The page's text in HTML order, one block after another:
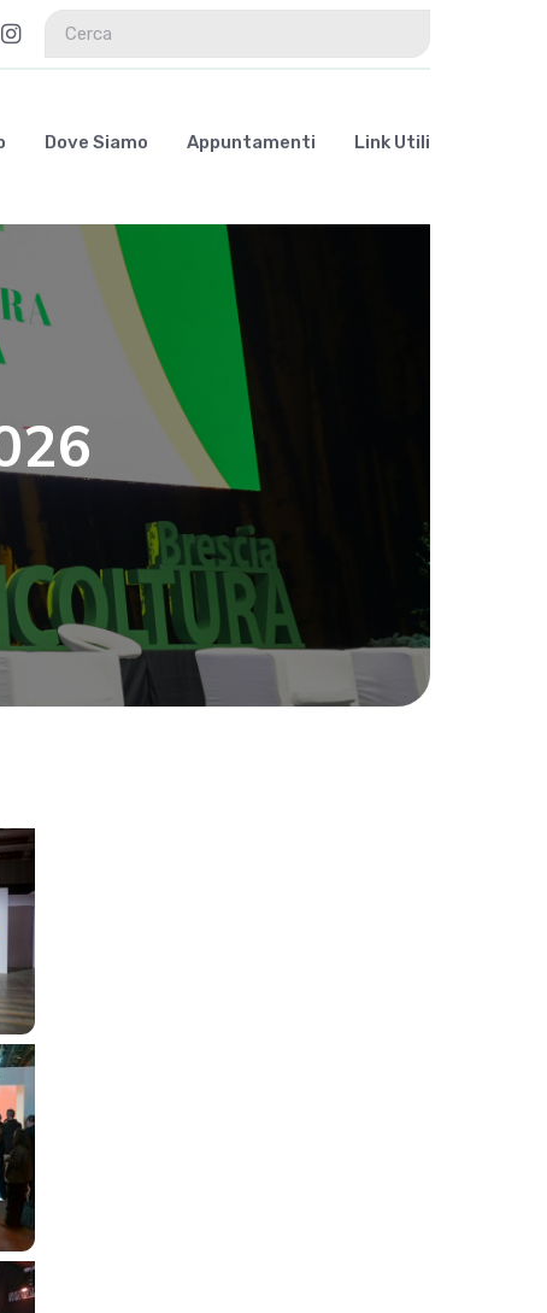
Dove Siamo Appuntamenti Link Utili